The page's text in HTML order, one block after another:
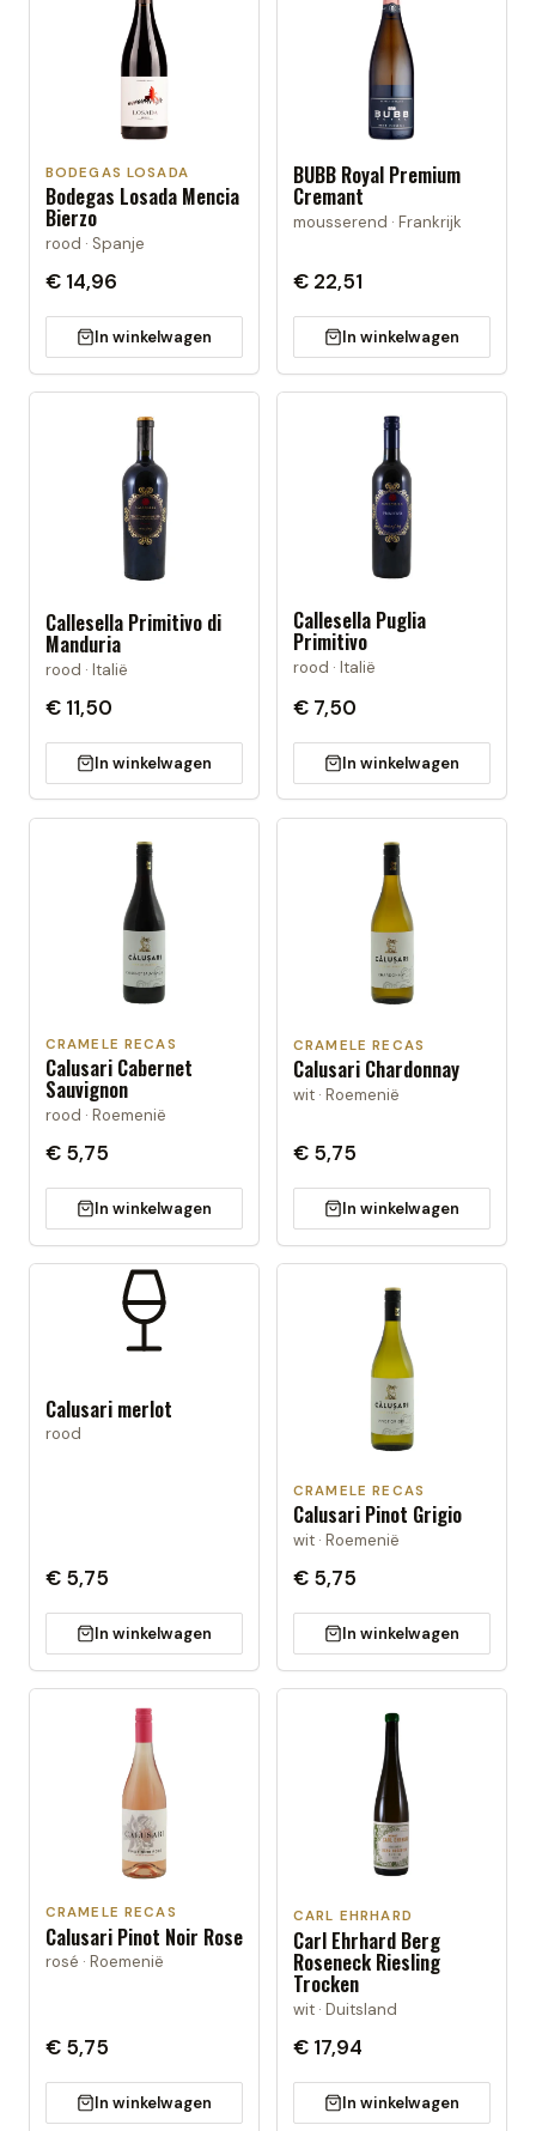
BODEGAS LOSADA
Bodegas Losada Mencia
Bierzo
rood · Spanje
€ 14,96
In winkelwagen
BUBB Royal Premium
Cremant
mousserend · Frankrijk
€ 22,51
In winkelwagen
Callesella Primitivo di
Manduria
rood · Italië
€ 11,50
In winkelwagen
Callesella Puglia
Primitivo
rood · Italië
€ 7,50
In winkelwagen
CRAMELE RECAS
Calusari Cabernet
Sauvignon
rood · Roemenië
€ 5,75
In winkelwagen
CRAMELE RECAS
Calusari Chardonnay
wit · Roemenië
€ 5,75
In winkelwagen
Calusari merlot
rood
€ 5,75
In winkelwagen
CRAMELE RECAS
Calusari Pinot Grigio
wit · Roemenië
€ 5,75
In winkelwagen
CRAMELE RECAS
Calusari Pinot Noir Rose
rosé · Roemenië
€ 5,75
In winkelwagen
CARL EHRHARD
Carl Ehrhard Berg
Roseneck Riesling
Trocken
wit · Duitsland
€ 17,94
In winkelwagen